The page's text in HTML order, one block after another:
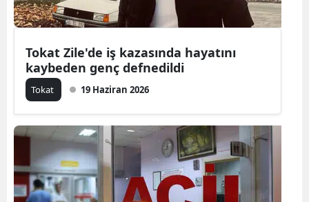
Bolu
Çankırı
Çorum
Tokat Zile'de iş kazasında hayatını
kaybeden genç defnedildi
Tokat 19 Haziran 2026